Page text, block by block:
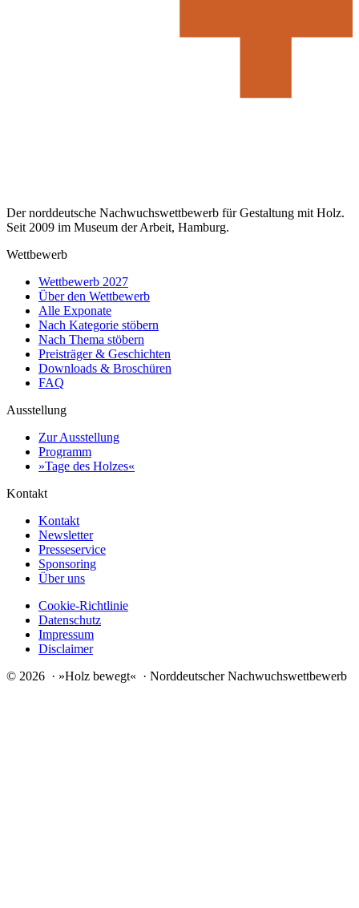
Der norddeutsche Nachwuchswettbewerb für Gestaltung mit Holz.
Seit 2009 im Museum der Arbeit, Hamburg.
Wettbewerb
Wettbewerb 2027
Über den Wettbewerb
Alle Exponate
Nach Kategorie stöbern
Nach Thema stöbern
Preisträger & Geschichten
Downloads & Broschüren
FAQ
Ausstellung
Zur Ausstellung
Programm
»Tage des Holzes«
Kontakt
Kontakt
Newsletter
Presseservice
Sponsoring
Über uns
Cookie-Richtlinie
Datenschutz
Impressum
Disclaimer
© 2026 · »Holz bewegt« · Norddeutscher Nachwuchswettbewerb